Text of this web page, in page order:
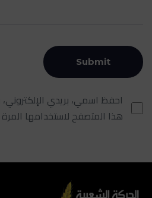
احفظ اسمي، بريدي
هذا المتصفح لاستخدامها